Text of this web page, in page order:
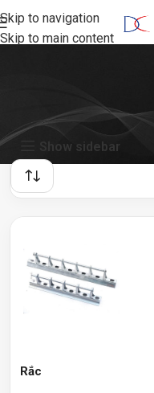
Skip to navigation
Skip to main content
Showing all 2 results
Show sidebar
Rắc